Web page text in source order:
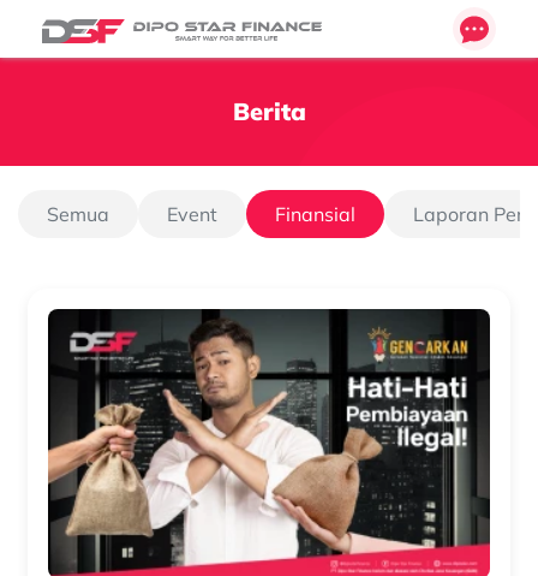
Berita
Semua Event Finansial Laporan